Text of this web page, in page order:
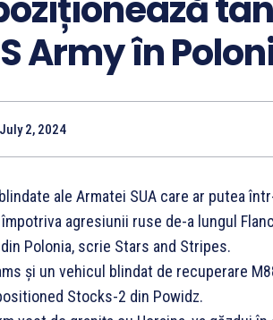
Army în
July 2, 2024
ale Armatei SUA care ar putea
agresiunii ruse de-a lungul
Polonia, scrie Stars and Stripes.
și un vehicul blindat de recuperare
Stocks-2 din Powidz.